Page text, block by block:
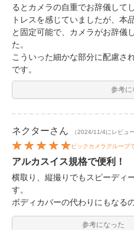
るとカメラの自重でお辞儀して
トレスを感じていましたが、本
と固定可能で、カメラがお辞儀
た。
こういった細かな部分に配慮さ
です。
参考に
ネクターさん （2024/11/4にレビュー
ビックカメラグループ
アルカスイス規格で便利！
横取り、縦撮りでもスピーディ
す。
ボディカバーの代わりにもなる
参考になった